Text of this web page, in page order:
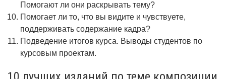
Помогают ли они раскрывать тему?
Помогает ли то, что вы видите и чувствуете,
поддерживать содержание кадра?
Подведение итогов курса. Выводы студентов по
курсовым проектам.